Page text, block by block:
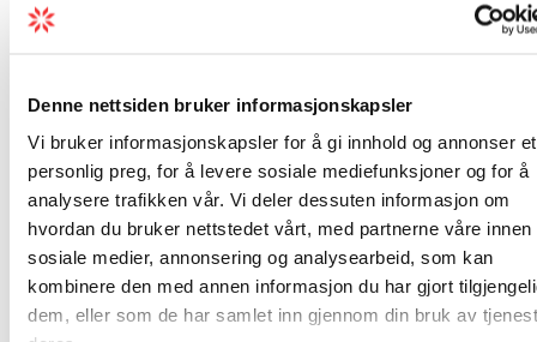
Denne nettsiden bruker informasjonskapsler
Vi bruker informasjonskapsler for å gi innhold og annonser et
personlig preg, for å levere sosiale mediefunksjoner og for å
analysere trafikken vår. Vi deler dessuten informasjon om
hvordan du bruker nettstedet vårt, med partnerne våre innen
sosiale medier, annonsering og analysearbeid, som kan
kombinere den med annen informasjon du har gjort
dem, eller som de har samlet inn gjennom din bruk av